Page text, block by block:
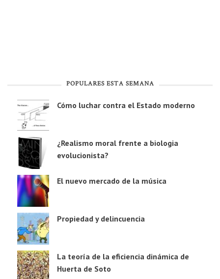
POPULARES ESTA SEMANA
Cómo luchar contra el Estado moderno
¿Realismo moral frente a biologia
evolucionista?
El nuevo mercado de la música
Propiedad y delincuencia
La teoría de la eficiencia dinámica de
Huerta de Soto